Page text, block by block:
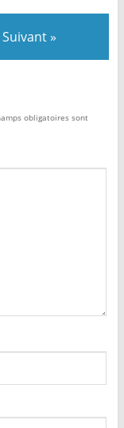
Suivant »
obligatoires sont